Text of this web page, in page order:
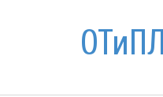
ОТиПЛ